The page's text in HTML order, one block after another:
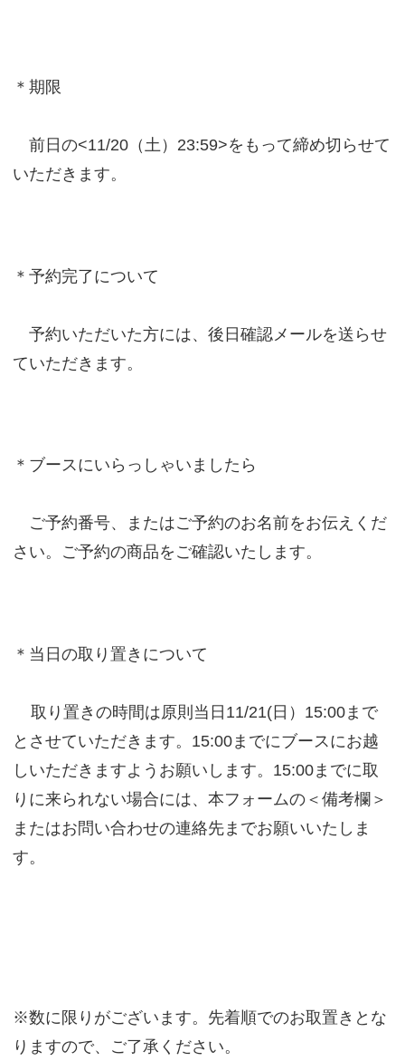
＊期限
前日の<11/20（土）23:59>をもって締め切らせて
いただきます。
＊予約完了について
予約いただいた方には、後日確認メールを送らせ
ていただきます。
＊ブースにいらっしゃいましたら
ご予約番号、またはご予約のお名前をお伝えくだ
さい。ご予約の商品をご確認いたします。
＊当日の取り置きについて
取り置きの時間は原則当日11/21(日）15:00まで
とさせていただきます。15:00までにブースにお越
しいただきますようお願いします。15:00までに取
りに来られない場合には、本フォームの＜備考欄＞
またはお問い合わせの連絡先までお願いいたしま
す。
※数に限りがございます。先着順でのお取置きとな
りますので、ご了承ください。